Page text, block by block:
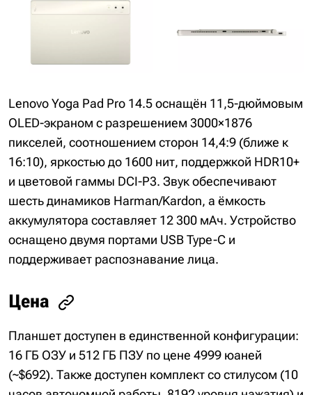
Lenovo Yoga Pad Pro 14.5 оснащён 11,5-дюймовым
OLED-экраном с разрешением 3000×1876
пикселей, соотношением сторон 14,4:9 (ближе к
16:10), яркостью до 1600 нит, поддержкой HDR10+
и цветовой гаммы DCI-P3. Звук обеспечивают
шесть динамиков Harman/Kardon, а ёмкость
аккумулятора составляет 12 300 мАч. Устройство
оснащено двумя портами USB Type-C и
поддерживает распознавание лица.
Цена
Планшет доступен в единственной конфигурации:
16 ГБ ОЗУ и 512 ГБ ПЗУ по цене 4999 юаней
(~$692). Также доступен комплект со стилусом (10